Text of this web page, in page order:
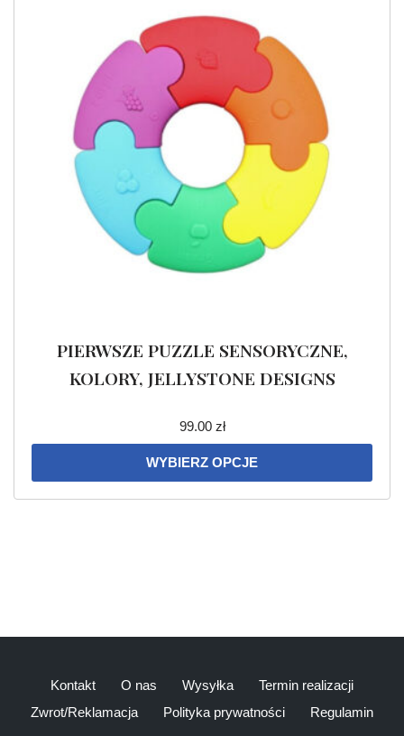
PIERWSZE PUZZLE SENSORYCZNE,
KOLORY, JELLYSTONE DESIGNS
99.00 zł
WYBIERZ OPCJE
Kontakt O nas Wysyłka
Termin realizacji
Zwrot/Reklamacja
Polityka prywatności Regulamin